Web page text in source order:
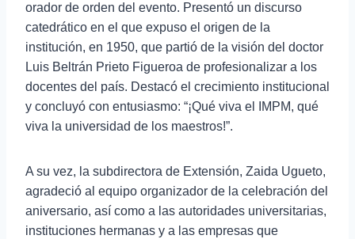
orador de orden del evento. Presentó un discurso
catedrático en el que expuso el origen de la
institución, en 1950, que partió de la visión del doctor
Luis Beltrán Prieto Figueroa de profesionalizar a los
docentes del país. Destacó el crecimiento institucional
y concluyó con entusiasmo: “¡Qué viva el IMPM, qué
viva la universidad de los maestros!”.
A su vez, la subdirectora de Extensión, Zaida Ugueto,
agradeció al equipo organizador de la celebración del
aniversario, así como a las autoridades universitarias,
instituciones hermanas y a las empresas que